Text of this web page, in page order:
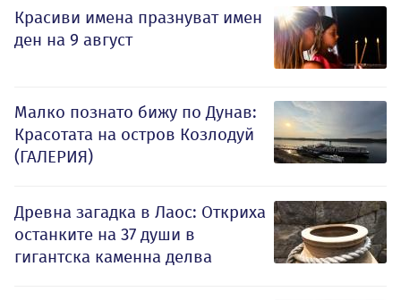
Красиви имена празнуват имен
ден на 9 август
Малко познато бижу по Дунав:
Красотата на остров Козлодуй
(ГАЛЕРИЯ)
Древна загадка в Лаос: Откриха
останките на 37 души в
гигантска каменна делва